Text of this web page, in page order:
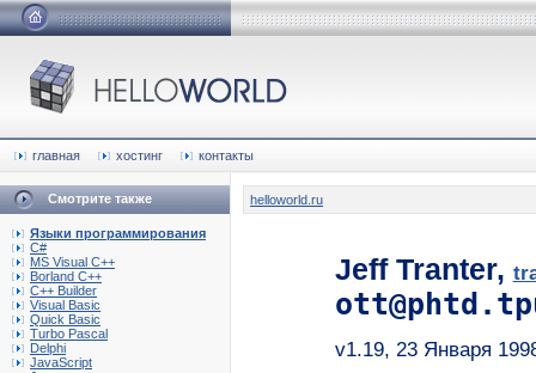
главная хостинг контакты
Смотрите также
Языки программирования
C#
MS Visual C++
Borland C++
C++ Builder
Visual Basic
Quick Basic
Turbo Pascal
Delphi
JavaScript
helloworld.ru
Jeff Tranter,
v1.19, 23 Января